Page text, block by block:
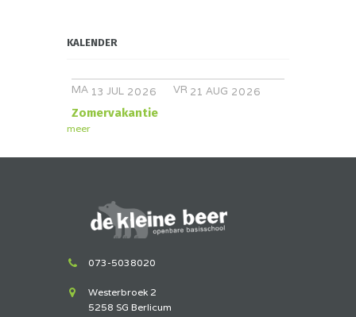
KALENDER
MA 13 JUL 2026 VR 21 AUG 2026
Zomervakantie
meer
073-5038020
Westerbroek 2
5258 SG Berlicum